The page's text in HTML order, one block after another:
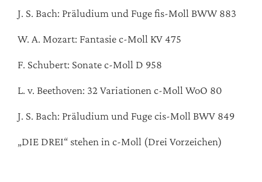
J. S. Bach: Präludium und Fuge fis-Moll BWW 883
W. A. Mozart: Fantasie c-Moll KV 475
F. Schubert: Sonate c-Moll D 958
L. v. Beethoven: 32 Variationen c-Moll WoO 80
J. S. Bach: Präludium und Fuge cis-Moll BWV 849
„DIE DREI“ stehen in c-Moll (Drei Vorzeichen)